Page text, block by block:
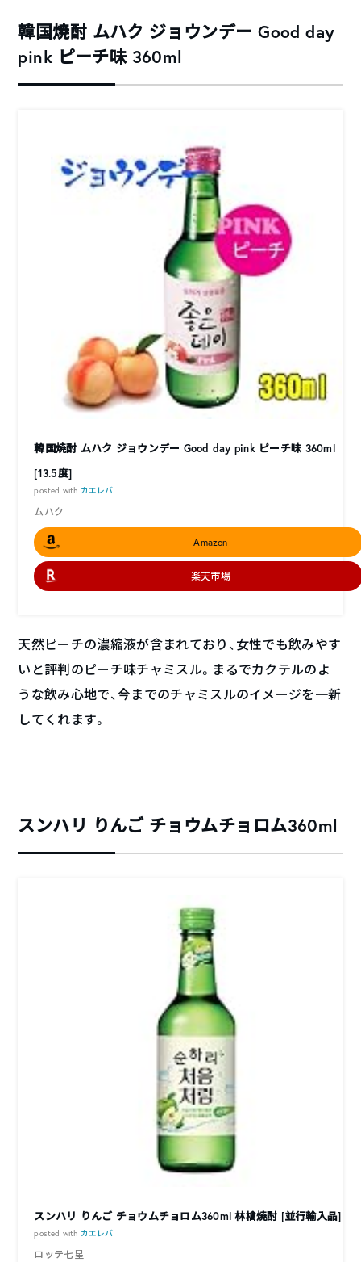
韓国焼酎 ムハク ジョウンデー Good day
pink ピーチ味 360ml
韓国焼酎 ムハク ジョウンデー Good day pink ピーチ味 360ml
[13.5度]
posted with カエレバ
ムハク
Amazon
楽天市場
天然ピーチの濃縮液が含まれており、女性でも飲みやす
いと評判のピーチ味チャミスル。まるでカクテルのよ
うな飲み心地で、今までのチャミスルのイメージを一新
してくれます。
スンハリ りんご チョウムチョロム360ml
スンハリ りんご チョウムチョロム360ml 林檎焼酎 [並行輸入品]
posted with カエレバ
ロッテ七星